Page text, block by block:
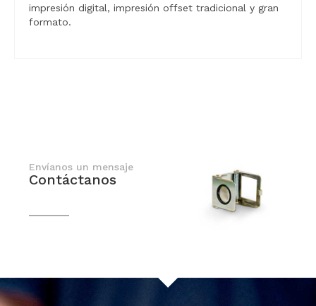
impresión digital, impresión offset tradicional y gran
formato.
Envíanos un mensaje
Contáctanos